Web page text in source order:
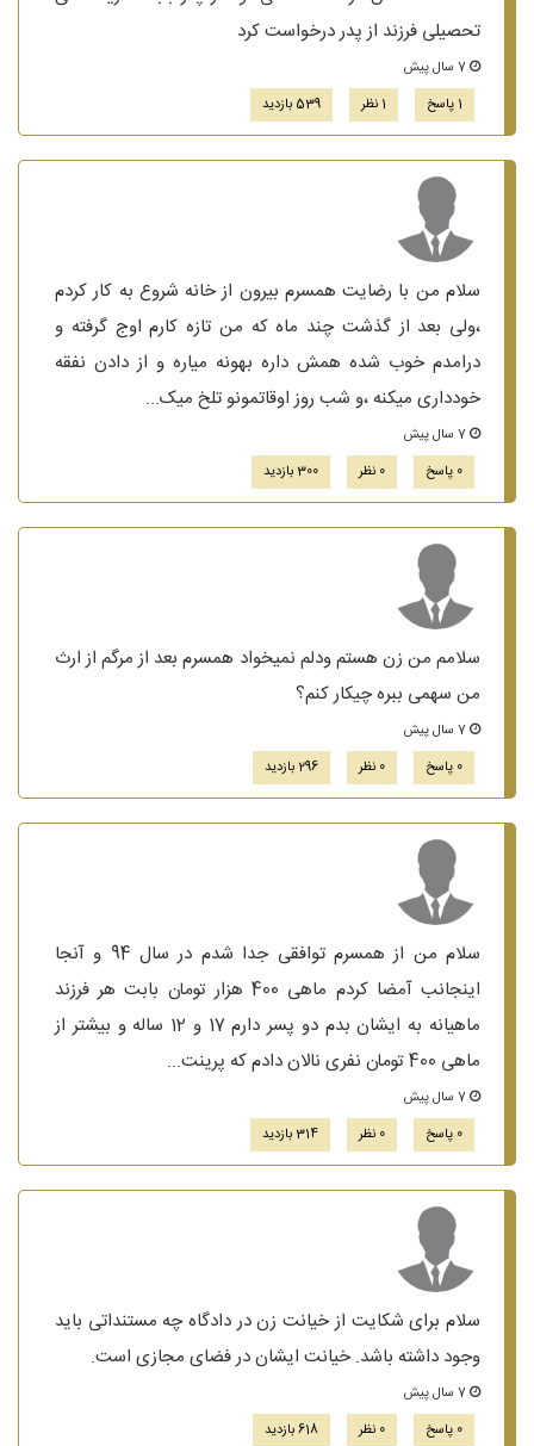
تحصیلی فرزند از پدر درخواست کرد
1 پاسخ
1 نظر 539 بازدید
سلام من با رضایت همسرم بیرون از خانه شروع به کار کردم
،ولی بعد از گذشت چند ماه که من تازه کارم اوج گرفته و
درامدم خوب شده همش داره بهونه میاره و از دادن نفقه
خودداری میکنه ،و شب روز اوقاتمونو تلخ میک...
0 پاسخ
0 نظر 300 بازدید
سلامم من زن هستم ودلم نمیخواد همسرم بعد از مرگم از ارث
من سهمی ببره چیکار کنم؟
0 پاسخ
0 نظر 296 بازدید
سلام من از همسرم توافقی جدا شدم در سال 94 و آنجا
اینجانب آمضا کردم ماهی 400 هزار تومان بابت هر فرزند
ماهیانه به ایشان بدم دو پسر دارم 17 و 12 ساله و بیشتر از
ماهی 400 تومان نفری نالان دادم که پرینت...
0 پاسخ
0 نظر 314 بازدید
سلام برای شکایت از خیانت زن در دادگاه چه مستنداتی باید
وجود داشته باشد. خیانت ایشان در فضای مجازی است.
0 پاسخ
0 نظر 618 بازدید